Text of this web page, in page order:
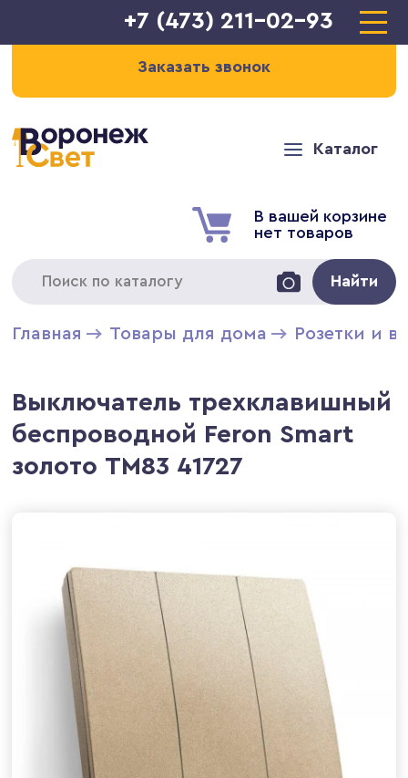
+7 (473) 211-02-93
Заказать звонок
Каталог
В вашей корзине
нет товаров
Найти
Главная Товары для дома Розетки и
Выключатель трехклавишный
беспроводной Feron Smart
золото TM83 41727